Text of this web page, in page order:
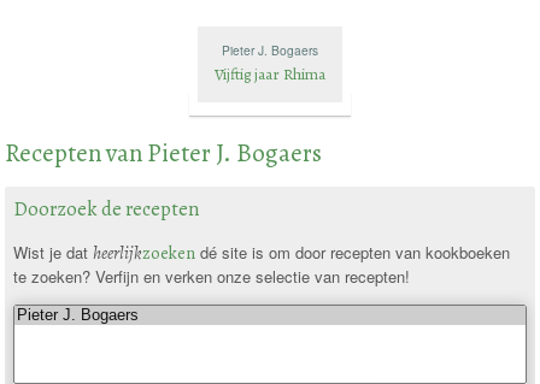
Pieter J. Bogaers
Vijftig jaar Rhima
Recepten van Pieter J. Bogaers
Doorzoek de recepten
Wist je dat heerlijkzoekendé site is om door recepten van kookboeken
te zoeken? Verfijn en verken onze selectie van recepten!